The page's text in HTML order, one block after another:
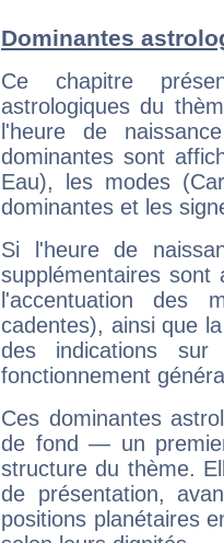
Dominantes
Ce chapitre
astrologiques du
l'heure de
dominantes sont
Eau), les modes
dominantes et les
Si l'heure de
supplémentaires sont
l'accentuation des
cadentes), ainsi que
des indications sur
fonctionnement
Ces dominantes
de fond — un
structure du thème.
de présentation,
positions planétaires